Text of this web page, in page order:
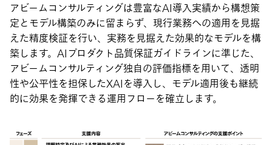
アビームコンサルティングは豊富なAI導入実績から構想策
定とモデル構築のみに留まらず、現行業務への適用を見据
えた精度検証を行い、実務を見据えた効果的なモデルを構
築します。AIプロダクト品質保証ガイドラインに準じた、
アビームコンサルティング独自の評価指標を用いて、透明
性や公平性を担保したXAIを導入し、モデル適用後も継続
的に効果を発揮できる運用フローを確立します。